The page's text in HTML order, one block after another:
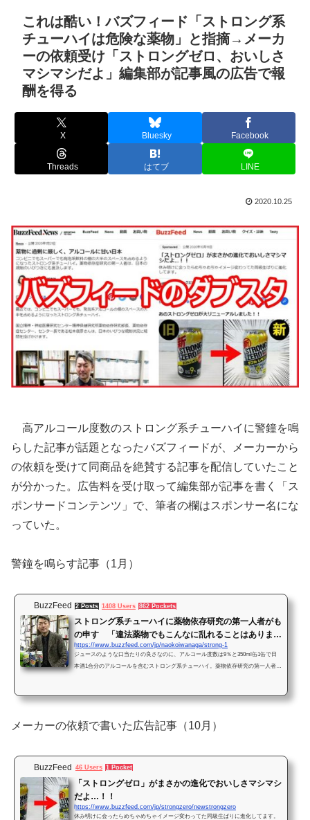
これは酷い！バズフィード「ストロング系
チューハイは危険な薬物」と指摘→メーカ
ーの依頼受け「ストロングゼロ、おいしさ
マシマシだよ」編集部が記事風の広告で報
酬を得る
X Bluesky Facebook
Threads はてブ LINE
2020.10.25
高アルコール度数のストロング系チューハイに警鐘を鳴
らした記事が話題となったバズフィードが、メーカーから
の依頼を受けて同商品を絶賛する記事を配信していたこと
が分かった。広告料を受け取って編集部が記事を書く「ス
ポンサードコンテンツ」で、筆者の欄はスポンサー名にな
っていた。
警鐘を鳴らす記事（1月）
BuzzFeed 2 Posts 1408 Users 862 Pockets
ストロング系チューハイに薬物依存研究の第一人者がも
の申す 「違法薬物でもこんなに乱れることはありませ
ん」
https://www.buzzfeed.com/jp/naokoiwanaga/strong-1
ジュースのような口当たりの良さなのに、アルコール度数は9％と350ml缶1缶で日
本酒1合分のアルコールを含むストロング系チューハイ。薬物依存研究の第一人者が
メーカーの依頼で書いた広告記事（10月）
BuzzFeed 46 Users 1 Pocket
「ストロングゼロ」がまさかの進化でおいしさマシマシ
だよ…！！
https://www.buzzfeed.com/jp/strongzero/newstrongzero
休み明けに会ったらめちゃめちゃイメージ変わってた同級生ばりに進化してます。